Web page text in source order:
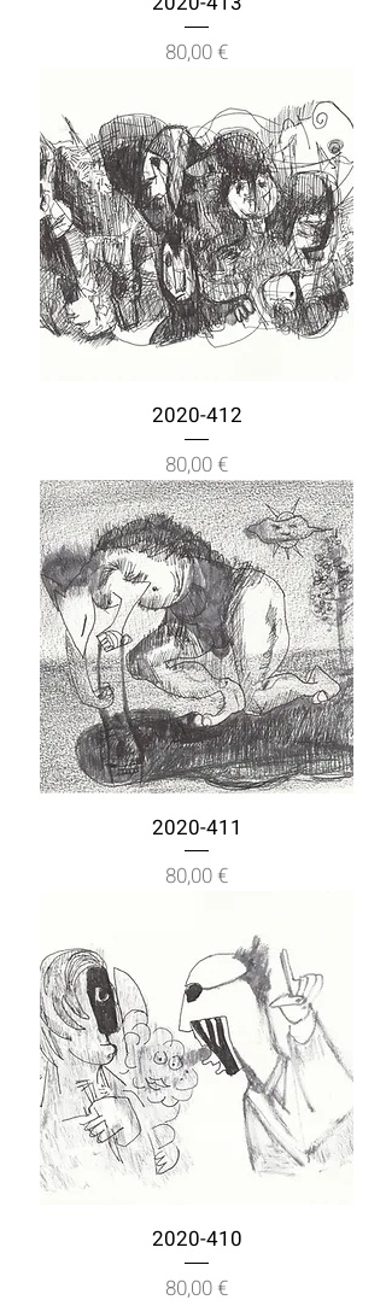
Prix
80,00 €
2020-412
Prix
80,00 €
2020-411
Prix
80,00 €
2020-410
Prix
80,00 €